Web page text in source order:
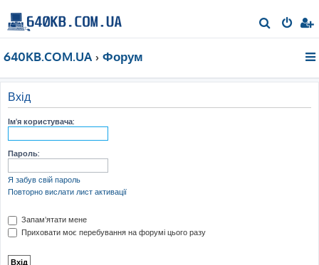
о
640KB.COM.UA Форум
Вхід
Ім'я користувача:
Пароль:
Я забув свій пароль
Повторно вислати лист активації
Запам'ятати мене
Приховати моє перебування на форумі цього разу